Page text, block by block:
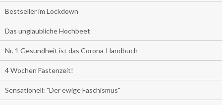
Bestseller im Lockdown
Das unglaubliche Hochbeet
Nr. 1 Gesundheit ist das Corona-Handbuch
4 Wochen Fastenzeit!
Sensationell: "Der ewige Faschismus"